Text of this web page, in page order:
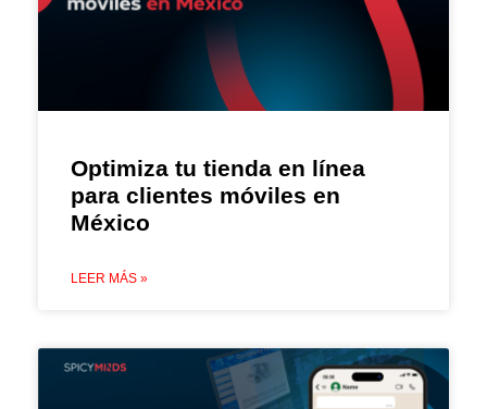
Optimiza tu tienda en línea
para clientes móviles en
México
LEER MÁS »